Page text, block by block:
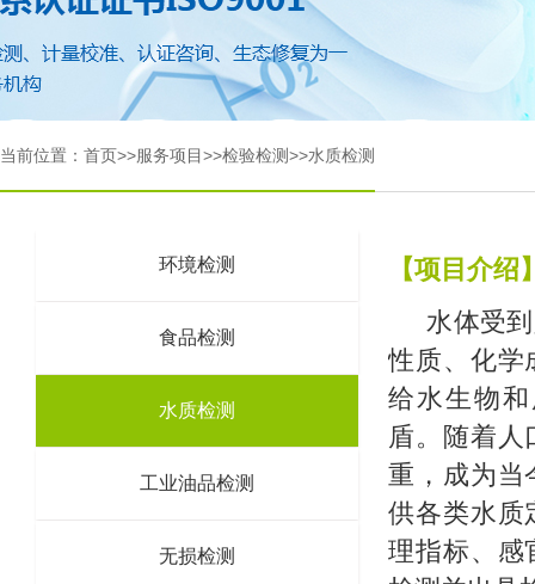
当前位置： 首页>>服务项目>>检验检测>>水质检测
环境检测
食品检测
水质检测
工业油品检测
无损检测
【项目介绍
水体受
性质、化学
给水生物
盾。随着人
重，成为当
供各类水质
理指标、感